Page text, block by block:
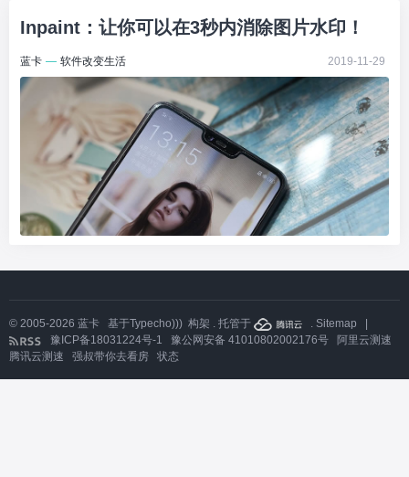
Inpaint：让你可以在3秒内消除图片水印！
蓝卡 — 软件改变生活 2019-11-29
© 2005-2026 蓝卡 基于Typecho))) 构架 . 托管于 . Sitemap
豫ICP备18031224号-1
豫公网安备 41010802002176号
阿里云测速
腾讯云测速
强叔带你去看房 状态